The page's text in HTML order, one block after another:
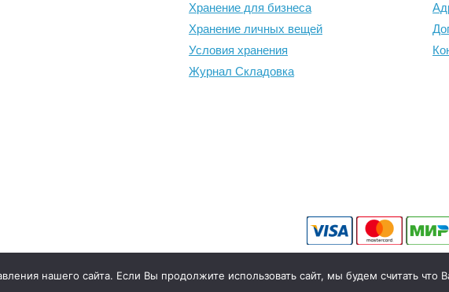
Хранение для бизнеса
Хранение личных вещей
Условия хранения
Журнал Складовка
Рассчитанная на сайте стоимость по договору не является
договора размер арендной платы может отличаться от
нашего сайта. Если Вы продолжите использовать сайт, мы будем считать что